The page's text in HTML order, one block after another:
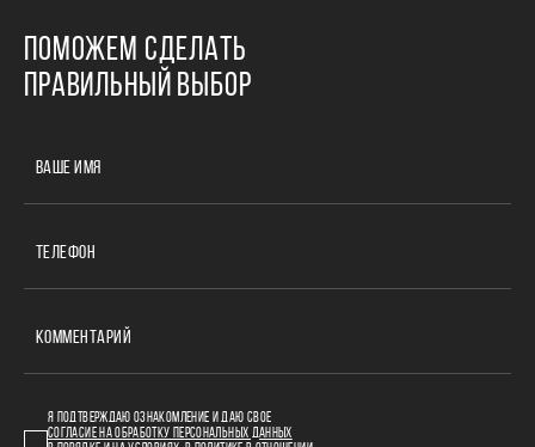
ПОМОЖЕМ СДЕЛАТЬ
ПРАВИЛЬНЫЙ ВЫБОР
ВАШЕ ИМЯ
ТЕЛЕФОН
КОММЕНТАРИЙ
Я ПОДТВЕРЖДАЮ ОЗНАКОМЛЕНИЕ И ДАЮ СВОЕ
СОГЛАСИЕ НА ОБРАБОТКУ ПЕРСОНАЛЬНЫХ ДАННЫХ